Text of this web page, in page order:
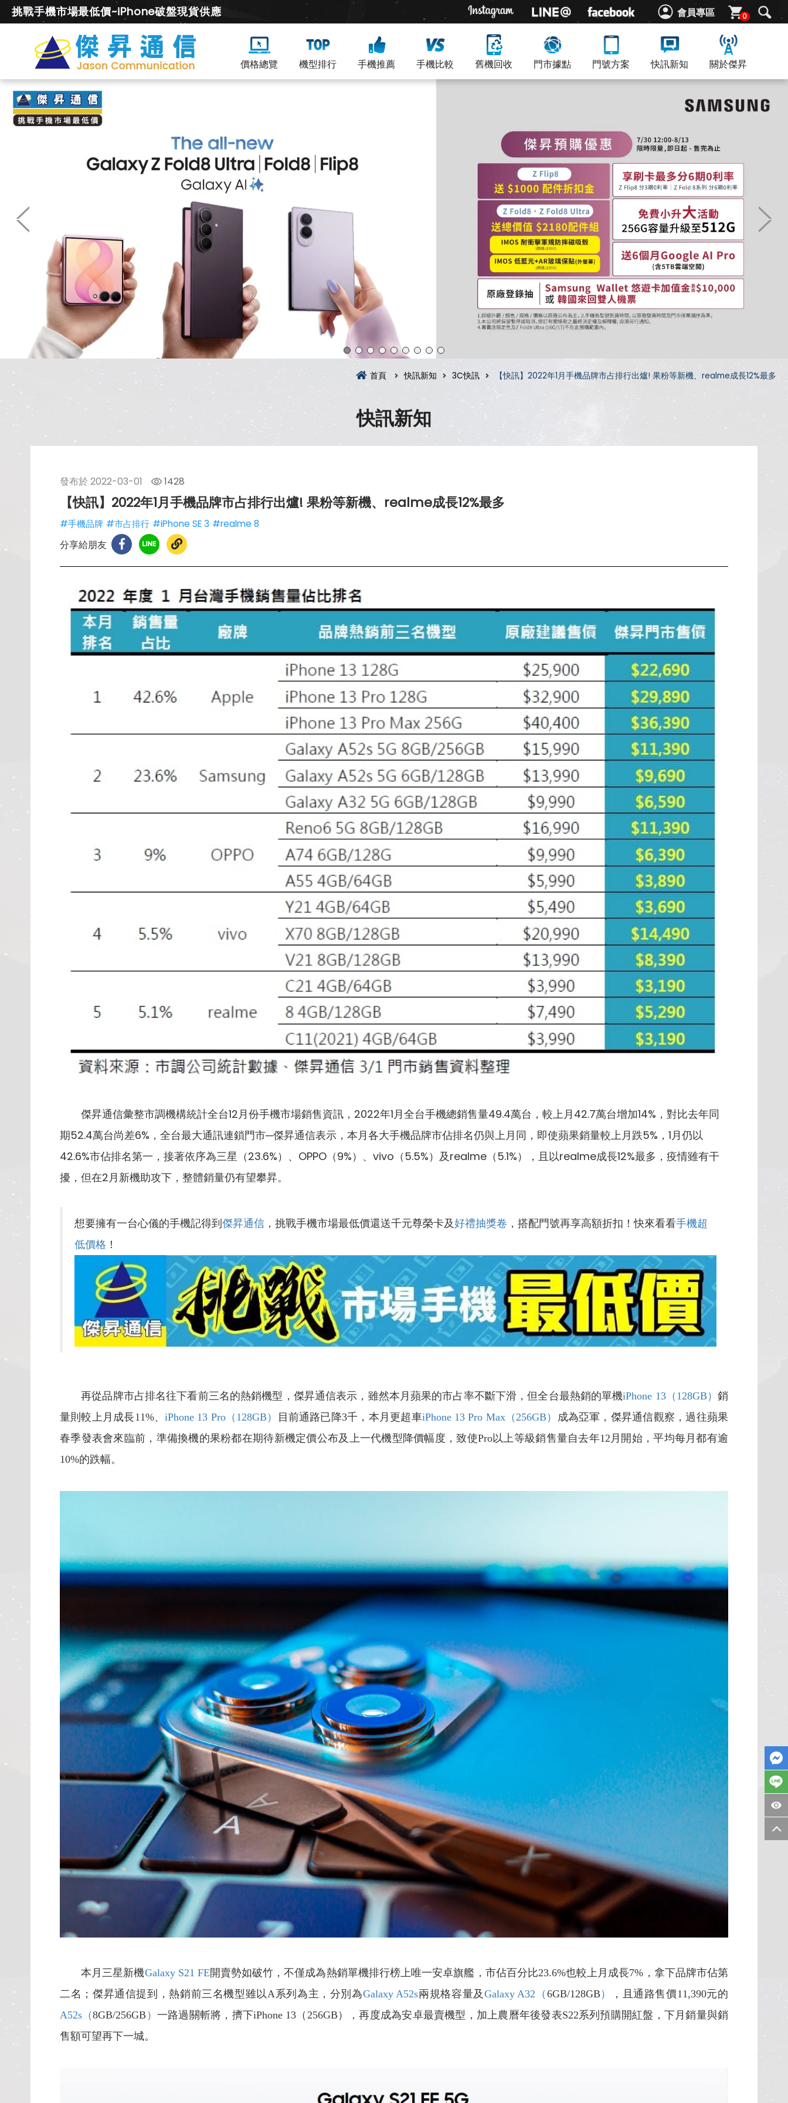
會員專區 0
挑戰手機市場最低價~iPhone破盤現貨供應
價格總覽 機型排行 手機推薦 手機比較 舊機回收 門市據點 門號方案 快訊新知 關於傑昇
首頁 快訊新知 3C快訊 【快訊】2022年1月手機品牌市占排行出爐! 果粉等新機、realme成長12%最多
快訊新知
發布於 2022-03-01 1428
【快訊】2022年1月手機品牌市占排行出爐! 果粉等新機、realme成長12%最多
#手機品牌 #市占排行 #iPhone SE 3 #realme 8
分享給朋友
傑昇通信彙整市調機構統計全台12月份手機市場銷售資訊，2022年1月全台手機總銷售量49.4萬台，較上月42.7萬台增加14%，對比去年同
期52.4萬台尚差6%，全台最大通訊連鎖門市─傑昇通信表示，本月各大手機品牌市佔排名仍與上月同，即使蘋果銷量較上月跌5%，1月仍以
42.6%市佔排名第一，接著依序為三星（23.6%）、OPPO（9%）、vivo（5.5%）及realme（5.1%），且以realme成長12%最多，疫情雖有干
擾，但在2月新機助攻下，整體銷量仍有望攀昇。
想要擁有一台心儀的手機記得到傑昇通信 ，挑戰手機市場最低價還送千元尊榮卡及好禮抽獎卷 ，搭配門號再享高額折扣！快來看看手機超
低價格 ！
再從品牌市占排名往下看前三名的熱銷機型，傑昇通信表示，雖然本月蘋果的市占率不斷下滑，但全台最熱銷的單機iPhone 13（128GB）銷
量則較上月成長11%、iPhone 13 Pro（128GB） 目前通路已降3千，本月更超車iPhone 13 Pro Max（256GB） 成為亞軍，傑昇通信觀察，過往蘋果
春季發表會來臨前，準備換機的果粉都在期待新機定價公布及上一代機型降價幅度，致使Pro以上等級銷售量自去年12月開始，平均每月都有逾
10%的跌幅。
本月三星新機Galaxy S21 FE開賣勢如破竹，不僅成為熱銷單機排行榜上唯一安卓旗艦，市佔百分比23.6%也較上月成長7%，拿下品牌市佔第
二名；傑昇通信提到，熱銷前三名機型雖以A系列為主，分別為Galaxy A52s兩規格容量及 Galaxy A32（ 6GB/128GB ）
，且通路售價11,390元的
A52s（8GB/256GB ） 一路過關斬將，擠下iPhone 13（256GB），再度成為安卓最賣機型，加上農曆年後發表S22系列預購開紅盤，下月銷量與銷
售額可望再下一城。